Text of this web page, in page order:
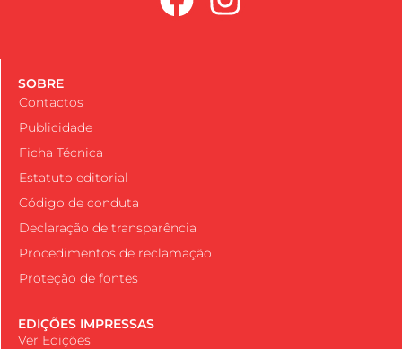
SOBRE
Contactos
Publicidade
Ficha Técnica
Estatuto editorial
Código de conduta
Declaração de transparência
Procedimentos de reclamação
Proteção de fontes
EDIÇÕES IMPRESSAS
Ver Edições